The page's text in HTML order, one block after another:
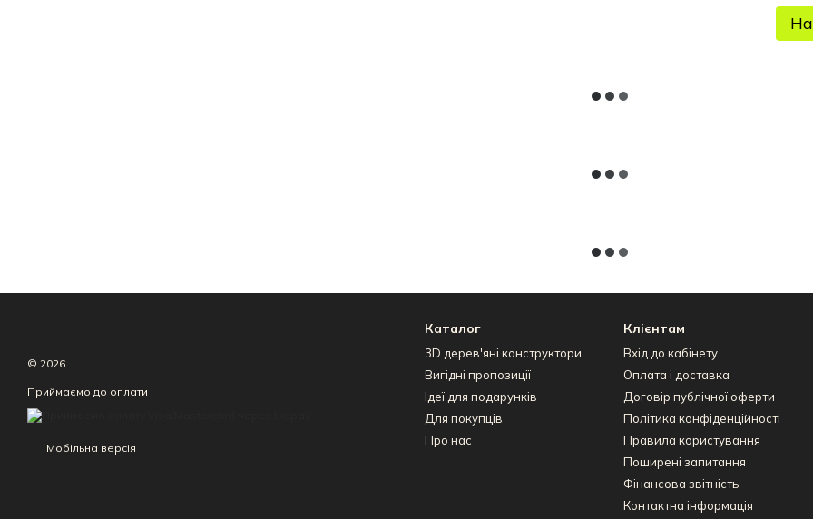
машини та
3D-
© 2026
Приймаємо до оплати
Мобільна версія
Каталог
3D дерев'яні конструктори
Вигідні пропозиції
Ідеї для подарунків
Для покупців
Про нас
Клієнтам
Вхід до кабінету
Оплата і доставка
Договір публічної оферти
Політика конфіденційності
Правила користування
Поширені запитання
Фінансова звітність
Контактна інформація